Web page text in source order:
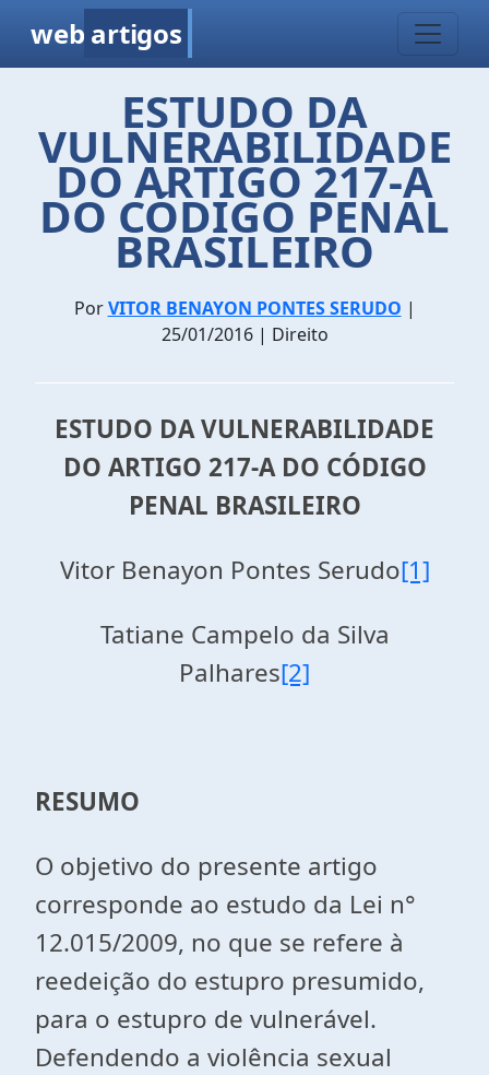
web artigos
ESTUDO DA
VULNERABILIDADE
DO ARTIGO 217-A
DO CÓDIGO PENAL
BRASILEIRO
PorVITOR BENAYON PONTES SERUDO |
25/01/2016 | Direito
ESTUDO DA VULNERABILIDADE
DO ARTIGO 217-A DO CÓDIGO
PENAL BRASILEIRO
Vitor Benayon Pontes Serudo[1]
Tatiane Campelo da Silva
Palhares[2]
RESUMO
O objetivo do presente artigo
corresponde ao estudo da Lei n°
12.015/2009, no que se refere à
reedeição do estupro presumido,
para o estupro de vulnerável.
Defendendo a violência sexual